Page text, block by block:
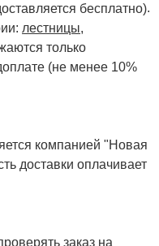
бесплатно).
лестницы,
только
(не менее 10%
компанией "Новая
доставки оплачивает
заказ на